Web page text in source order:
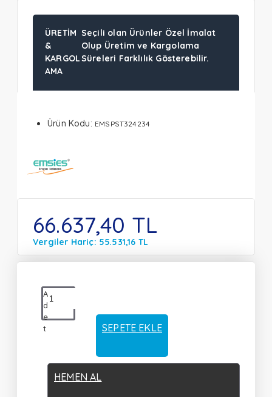
ÜRETIM
&
KARGOL
AMA
Seçili olan Ürünler Özel İmalat
Olup Üretim ve Kargolama
Süreleri Farklılık Gösterebilir.
Ürün Kodu: EMSPST324234
66.637,40 TL
Vergiler Hariç: 55.531,16 TL
A
d
e
t
SEPETE EKLE
HEMEN AL